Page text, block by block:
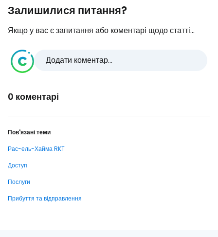
Залишилися питання?
Якщо у вас є запитання або коментарі щодо статті...
Додати коментар...
0 коментарі
Пов'язані теми
Рас-ель-Хайма RKT
Доступ
Послуги
Прибуття та відправлення